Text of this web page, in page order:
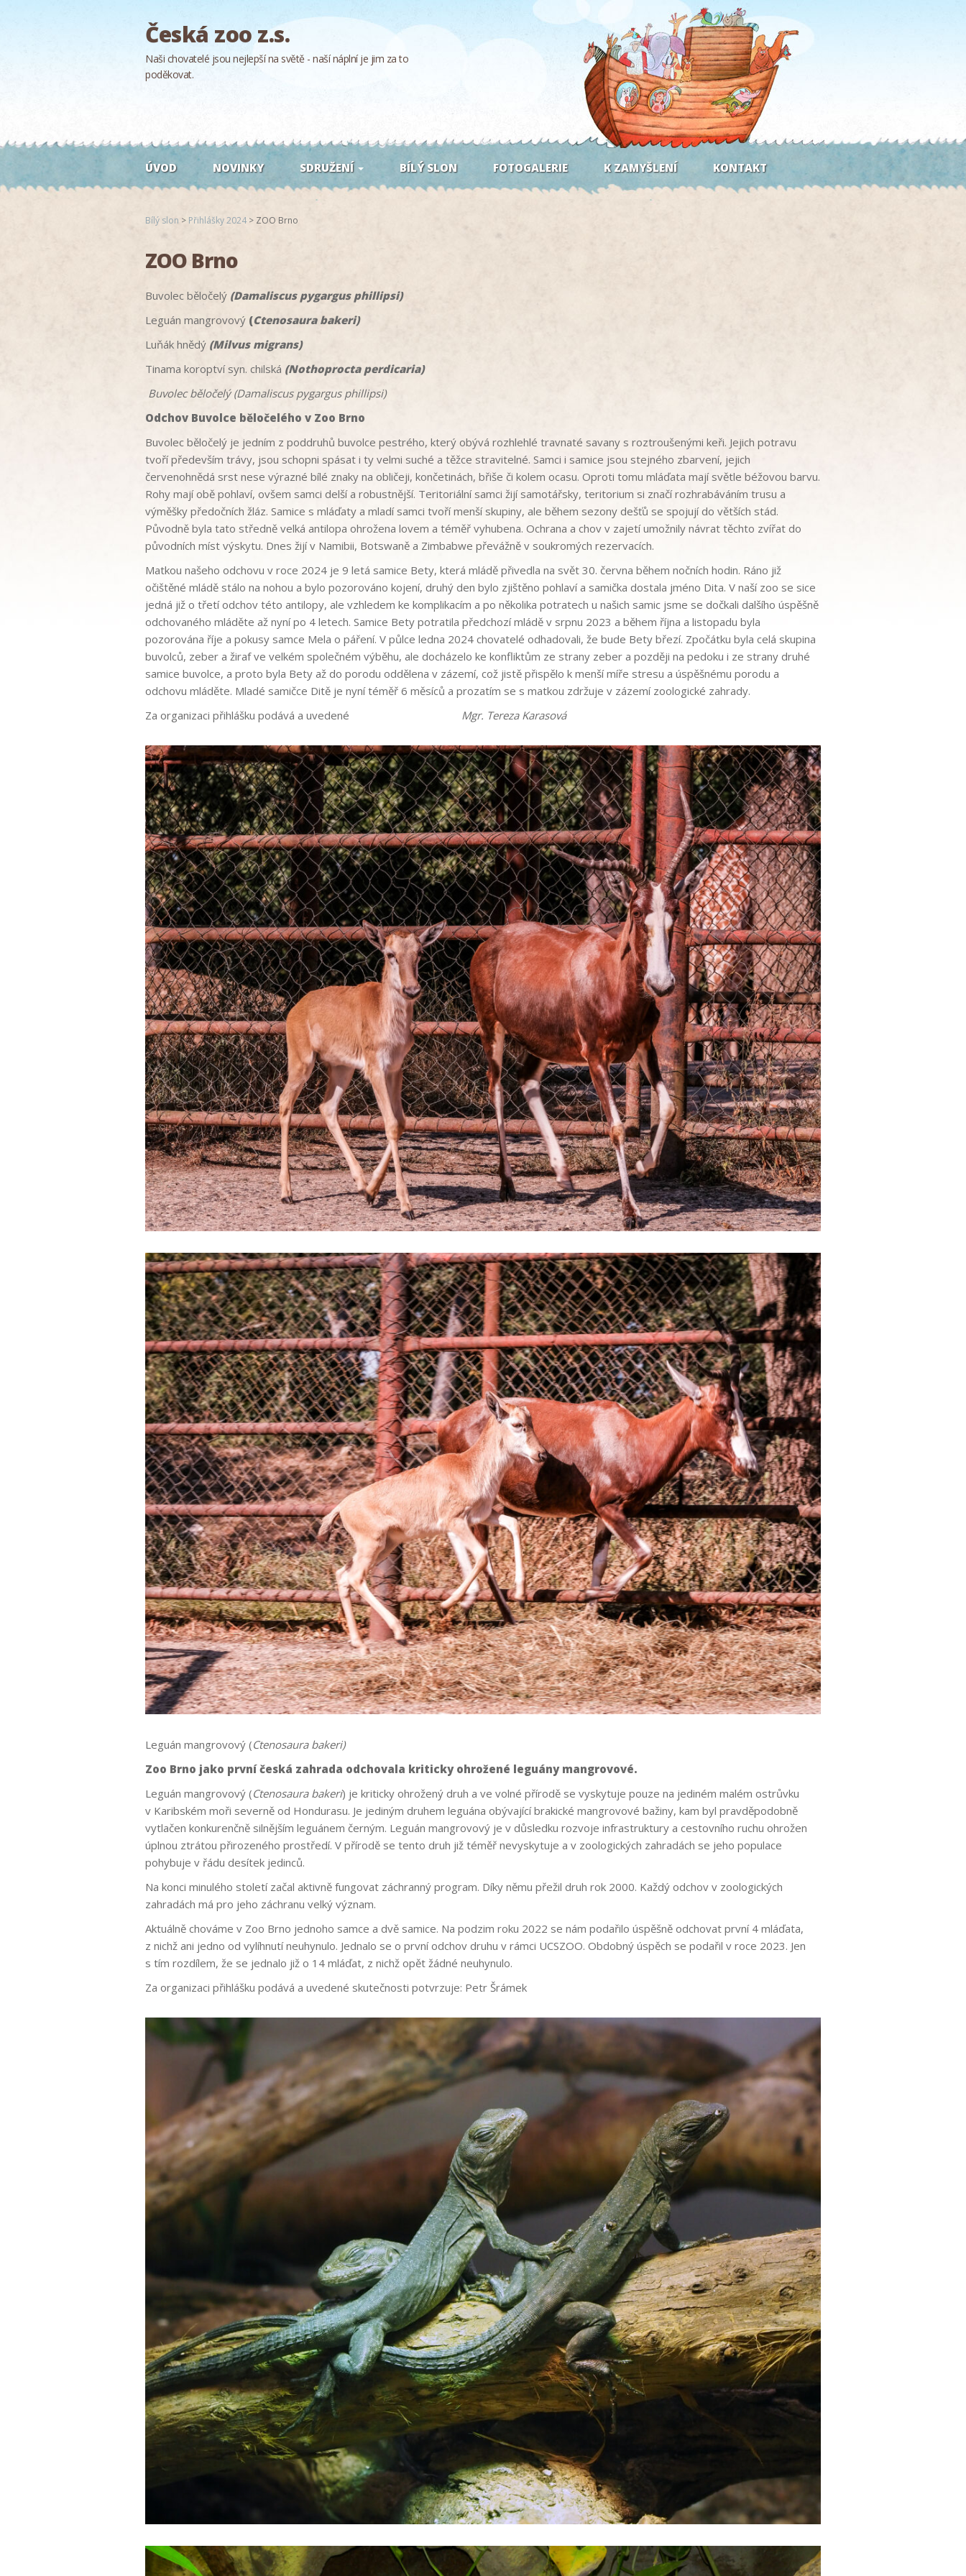
Česká zoo z.s.
Naši chovatelé jsou nejlepší na světě - naší náplní je jim za to
poděkovat.
ÚVOD NOVINKY SDRUŽENÍ BÍLÝ SLON FOTOGALERIE K ZAMYŠLENÍ KONTAKT
Bílý slon > Přihlášky 2024 > ZOO Brno
ZOO Brno
Buvolec běločelý (Damaliscus pygargus phillipsi)
Leguán mangrovový (Ctenosaura bakeri)
Luňák hnědý (Milvus migrans)
Tinama koroptví syn. chilská (Nothoprocta perdicaria)
Buvolec běločelý (Damaliscus pygargus phillipsi)
Odchov Buvolce běločelého v Zoo Brno
Buvolec běločelý je jedním z poddruhů buvolce pestrého, který obývá rozhlehlé travnaté savany s roztroušenými keři. Jejich potravu
tvoří především trávy, jsou schopni spásat i ty velmi suché a těžce stravitelné. Samci i samice jsou stejného zbarvení, jejich
červenohnědá srst nese výrazné bílé znaky na obličeji, končetinách, břiše či kolem ocasu. Oproti tomu mláďata mají světle béžovou barvu.
Rohy mají obě pohlaví, ovšem samci delší a robustnější. Teritoriální samci žijí samotářsky, teritorium si značí rozhrabáváním trusu a
výměšky předočních žláz. Samice s mláďaty a mladí samci tvoří menší skupiny, ale během sezony dešťů se spojují do větších stád.
Původně byla tato středně velká antilopa ohrožena lovem a téměř vyhubena. Ochrana a chov v zajetí umožnily návrat těchto zvířat do
původních míst výskytu. Dnes žijí v Namibii, Botswaně a Zimbabwe převážně v soukromých rezervacích.
Matkou našeho odchovu v roce 2024 je 9 letá samice Bety, která mládě přivedla na svět 30. června během nočních hodin. Ráno již
očištěné mládě stálo na nohou a bylo pozorováno kojení, druhý den bylo zjištěno pohlaví a samička dostala jméno Dita. V naší zoo se sice
jedná již o třetí odchov této antilopy, ale vzhledem ke komplikacím a po několika potratech u našich samic jsme se dočkali dalšího úspěšně
odchovaného mláděte až nyní po 4 letech. Samice Bety potratila předchozí mládě v srpnu 2023 a během října a listopadu byla
pozorována říje a pokusy samce Mela o páření. V půlce ledna 2024 chovatelé odhadovali, že bude Bety březí. Zpočátku byla celá skupina
buvolců, zeber a žiraf ve velkém společném výběhu, ale docházelo ke konfliktům ze strany zeber a později na pedoku i ze strany druhé
samice buvolce, a proto byla Bety až do porodu oddělena v zázemí, což jistě přispělo k menší míře stresu a úspěšnému porodu a
odchovu mláděte. Mladé samičce Ditě je nyní téměř 6 měsíců a prozatím se s matkou zdržuje v zázemí zoologické zahrady.
Za organizaci přihlášku podává a uvedené Mgr. Tereza Karasová
Leguán mangrovový (Ctenosaura bakeri)
Zoo Brno jako první česká zahrada odchovala kriticky ohrožené leguány mangrovové.
Leguán mangrovový (Ctenosaura bakeri) je kriticky ohrožený druh a ve volné přírodě se vyskytuje pouze na jediném malém ostrůvku
v Karibském moři severně od Hondurasu. Je jediným druhem leguána obývající brakické mangrovové bažiny, kam byl pravděpodobně
vytlačen konkurenčně silnějším leguánem černým. Leguán mangrovový je v důsledku rozvoje infrastruktury a cestovního ruchu ohrožen
úplnou ztrátou přirozeného prostředí. V přírodě se tento druh již téměř nevyskytuje a v zoologických zahradách se jeho populace
pohybuje v řádu desítek jedinců.
Na konci minulého století začal aktivně fungovat záchranný program. Díky němu přežil druh rok 2000. Každý odchov v zoologických
zahradách má pro jeho záchranu velký význam.
Aktuálně chováme v Zoo Brno jednoho samce a dvě samice. Na podzim roku 2022 se nám podařilo úspěšně odchovat první 4 mláďata,
z nichž ani jedno od vylíhnutí neuhynulo. Jednalo se o první odchov druhu v rámci UCSZOO. Obdobný úspěch se podařil v roce 2023. Jen
s tím rozdílem, že se jednalo již o 14 mláďat, z nichž opět žádné neuhynulo.
Za organizaci přihlášku podává a uvedené skutečnosti potvrzuje: Petr Šrámek